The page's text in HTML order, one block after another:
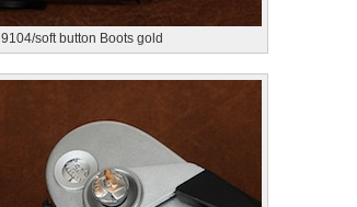
9104/soft button Boots gold